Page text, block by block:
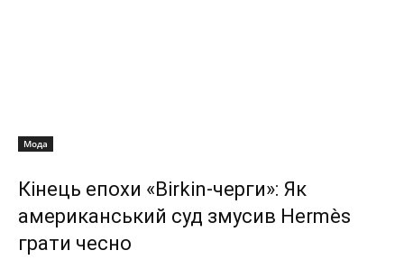
Мода
Кінець епохи «Birkin-черги»: Як
американський суд змусив Hermès
грати чесно